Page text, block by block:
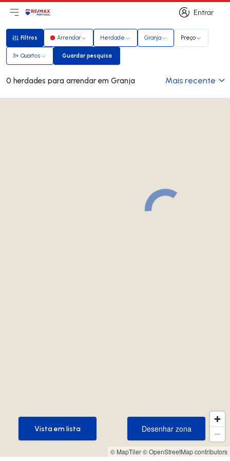
Entrar
Entrar
Abri menu principal
LogoIr para página inicial
Filtros
Filtros Arrendar Herdade Granja Preço
3+ Quartos Guardar pesquisa
Guardar pesquisa
0 herdades para arrendar em Granja Mais recente
© MapTiler© OpenStreetMap contributors
Desenhar zona
Desenhar zona
Vista em lista
Vista em lista